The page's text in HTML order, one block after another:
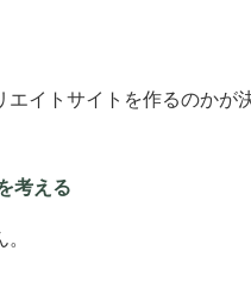
エイトサイトを作るのかが
考える